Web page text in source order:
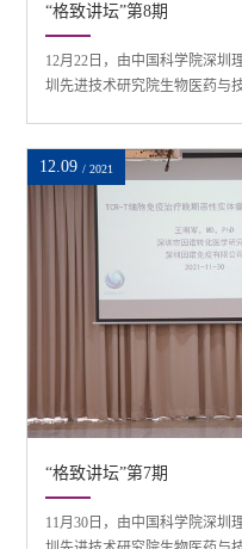
“格致讲坛”第8期
12月22日，由中国科学院深圳
圳先进技术研究院生物医药与
潘璠主持。王志斌副教授主要
室，王志斌副教授作了题为
Health”的学术报告。报告从“公
12.09 / 2021
“格致讲坛”第7期
11月30日，由中国科学院深圳